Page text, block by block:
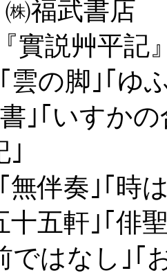
㈱福武書店
『實説艸平
雲の脚｣｢ゆ
｣｢いすか
｣
無伴奏｣｢時
十五軒｣｢俳
ではなし｣｢